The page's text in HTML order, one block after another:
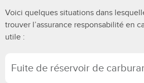
Voici quelques situations dans
trouver l’assurance responsabilité en
utile :
Fuite de réservoir de